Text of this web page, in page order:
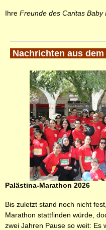
Ihre Freunde des Caritas Baby
Nachrichten aus
Palästina-Marathon 2026
Bis zuletzt stand noch nicht
Marathon stattfinden würde,
zwei Jahren Pause so weit: Es